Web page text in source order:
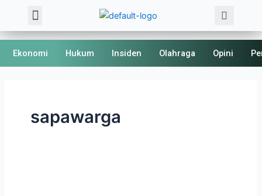
content
Menu
Ekonomi Hukum Insiden Olahraga Opini
sapawarga